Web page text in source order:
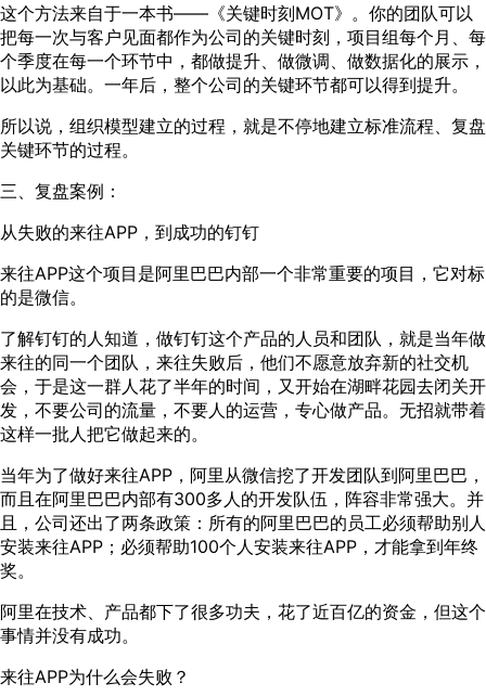
这个方法来自于一本书——《关键时刻MOT》。你的团队可以
把每一次与客户见面都作为公司的关键时刻，项目组每个月、每
个季度在每一个环节中，都做提升、做微调、做数据化的展示，
以此为基础。一年后，整个公司的关键环节都可以得到提升。
所以说，组织模型建立的过程，就是不停地建立标准流程、复盘
关键环节的过程。
三、复盘案例：
从失败的来往APP，到成功的钉钉
来往APP这个项目是阿里巴巴内部一个非常重要的项目，它对标
的是微信。
了解钉钉的人知道，做钉钉这个产品的人员和团队，就是当年做
来往的同一个团队，来往失败后，他们不愿意放弃新的社交机
会，于是这一群人花了半年的时间，又开始在湖畔花园去闭关开
发，不要公司的流量，不要人的运营，专心做产品。无招就带着
这样一批人把它做起来的。
当年为了做好来往APP，阿里从微信挖了开发团队到阿里巴巴，
而且在阿里巴巴内部有300多人的开发队伍，阵容非常强大。并
且，公司还出了两条政策：所有的阿里巴巴的员工必须帮助别人
安装来往APP；必须帮助100个人安装来往APP，才能拿到年终
奖。
阿里在技术、产品都下了很多功夫，花了近百亿的资金，但这个
事情并没有成功。
来往APP为什么会失败？